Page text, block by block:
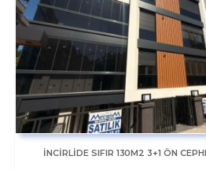
İNCİRLİDE SIFIR 130M2 3+1 ÖN